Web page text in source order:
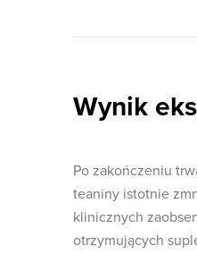
Wynik
Po zakończeniu
teaniny istotnie
klinicznych
otrzymujących